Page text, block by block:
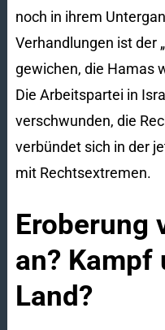
noch in ihrem
Verhandlungen ist der
gewichen, die Hamas
Die Arbeitspartei in
verschwunden, die
verbündet sich in der
mit Rechtsextremen.
Eroberung
an? Kampf
Land?